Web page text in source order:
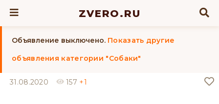
ZVERO.RU
Объявление выключено. Показать другие
объявления категории "Собаки"
31.08.2020 157 +1